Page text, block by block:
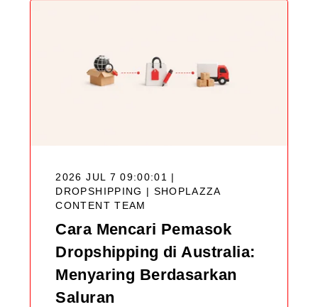
2026 JUL 7 09:00:01 |
DROPSHIPPING | SHOPLAZZA
CONTENT TEAM
Cara Mencari Pemasok
Dropshipping di Australia:
Menyaring Berdasarkan
Saluran